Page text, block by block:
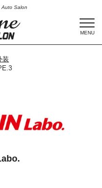
Auto Salon
MENU
装